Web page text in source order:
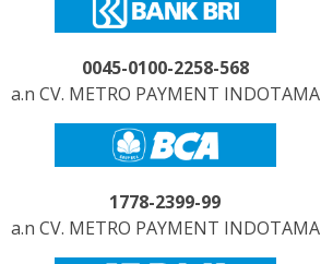
0045-0100-2258-568
a.n CV. METRO PAYMENT INDOTAMA
1778-2399-99
a.n CV. METRO PAYMENT INDOTAMA